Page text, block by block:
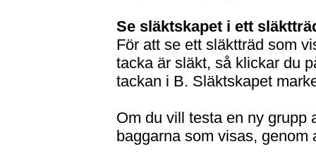
Se släktskapet i ett
För att se ett släktträd som
tacka är släkt, så klickar du
tackan i B. Släktskapet
Om du vill testa en ny grupp
baggarna som visas,